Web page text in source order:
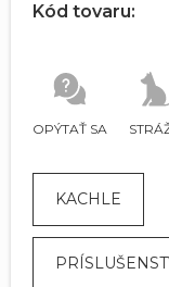
OPÝTAŤ SA
Kód tovaru:
KACHLE